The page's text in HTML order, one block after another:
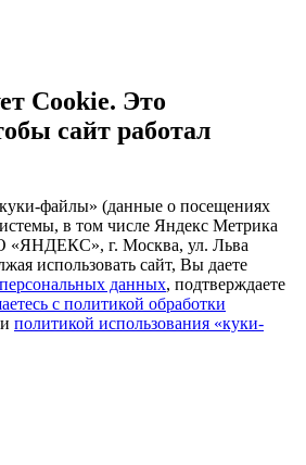
Cookie. Это
сайт работал
файлы» (данные о посещениях
в том числе Яндекс Метрика
«ЯНДЕКС», г. Москва, ул. Льва
использовать сайт, Вы даете
данных, подтверждаете
с политикой обработки
и политикой использования «куки-